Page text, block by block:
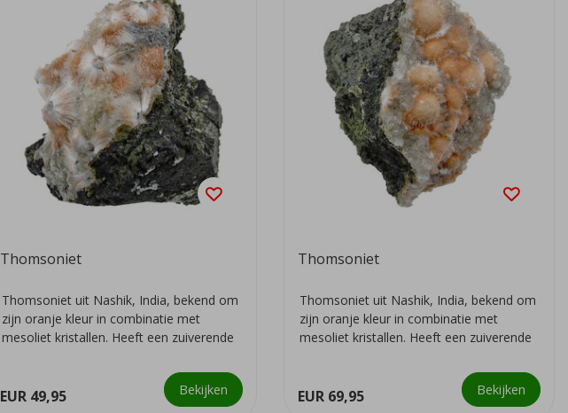
Thomsoniet
Thomsoniet uit Nashik, India, bekend om
zijn oranje kleur in combinatie met
mesoliet kristallen. Heeft een zuiverende
EUR 49,95 Bekijken
Thomsoniet
Thomsoniet uit Nashik, India, bekend om
zijn oranje kleur in combinatie met
mesoliet kristallen. Heeft een zuiverende
EUR 69,95 Bekijken